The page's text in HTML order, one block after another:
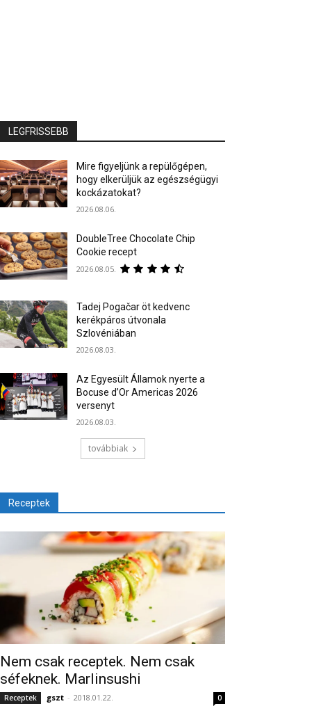
LEGFRISSEBB
Mire figyeljünk a repülőgépen,
hogy elkerüljük az egészségügyi
kockázatokat?
2026.08.06.
DoubleTree Chocolate Chip
Cookie recept
2026.08.05.
Tadej Pogačar öt kedvenc
kerékpáros útvonala
Szlovéniában
2026.08.03.
Az Egyesült Államok nyerte a
Bocuse d’Or Americas 2026
versenyt
2026.08.03.
továbbiak
Receptek
Nem csak receptek. Nem csak
séfeknek. Marlinsushi
Receptek gszt - 2018.01.22. 0